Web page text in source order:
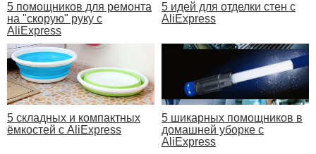
5 помощников для ремонта
на "скорую" руку с
AliExpress
5 идей для отделки стен с
AliExpress
5 складных и компактных
ёмкостей с AliExpress
5 шикарных помощников в
домашней уборке с
AliExpress